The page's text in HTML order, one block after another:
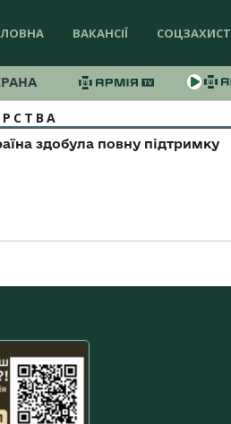
ВАКАНСІЇ СОЦЗАХИСТ
здобула повну підтримку